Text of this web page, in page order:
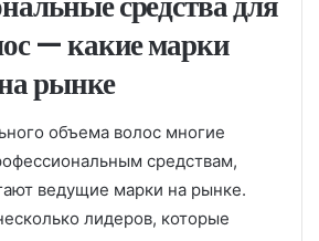
— какие марки
рынке
объема волос многие
средствам,
ведущие марки на рынке.
лидеров, которые